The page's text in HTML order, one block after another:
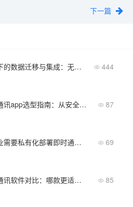
下一篇
信创环境下的数据迁移与集成：无缝切换的实用指南 444
国产即时通讯app选型指南：从安全、集成与成本三个维度 87
为什么企业需要私有化部署即时通讯软件？数据安全与合规需求详解 69
内网即时通讯软件对比：哪款更适合企业私有化部署？ 85